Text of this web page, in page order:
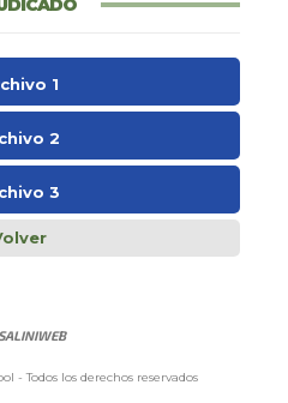
1
2
3
- Todos los derechos reservados